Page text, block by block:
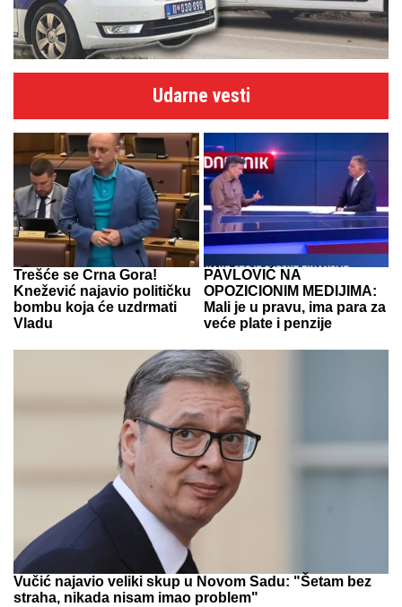
Udarne vesti
Trešće se Crna Gora!
Knežević najavio političku
bombu koja će uzdrmati
Vladu
PAVLOVIĆ NA
OPOZICIONIM MEDIJIMA:
Mali je u pravu, ima para za
veće plate i penzije
Vučić najavio veliki skup u Novom Sadu: "Šetam bez
straha, nikada nisam imao problem"